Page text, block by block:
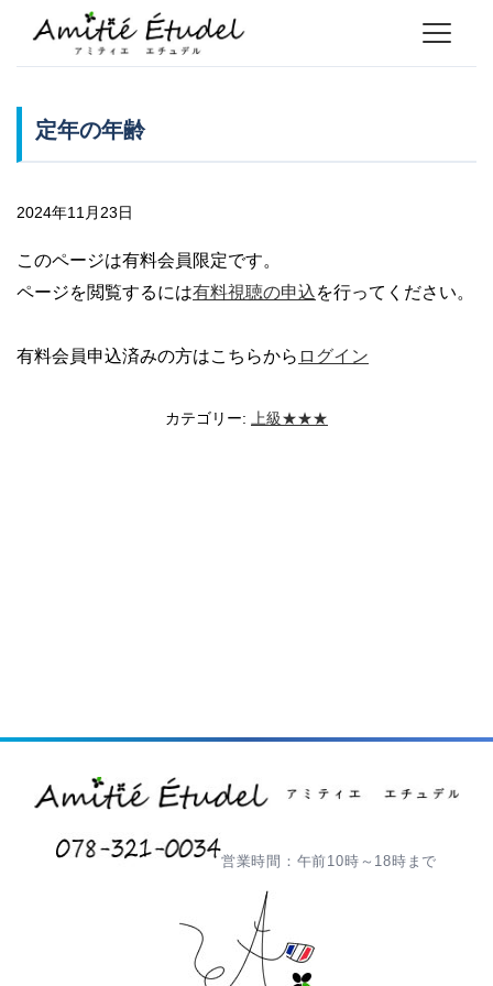
定年の年齢
2024年11月23日
このページは有料会員限定です。
ページを閲覧するには有料視聴の申込を行ってください。
有料会員申込済みの方はこちらから ログイン
カテゴリー: 上級★★★
営業時間：午前10時～18時まで